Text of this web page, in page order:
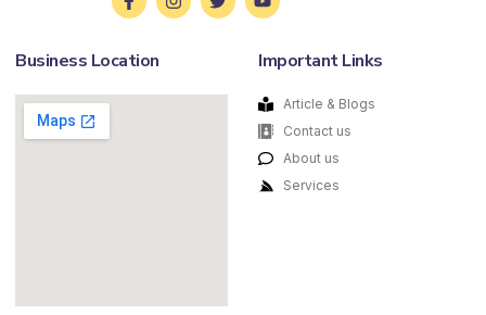
Business Location Important Links
Article & Blogs
Contact us
About us
Services